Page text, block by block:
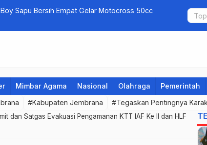
Sapu Bersih Empat Gelar Motocross 50cc Jembrana
Mimbar Agama Nasional Olahraga Pemerintah
#Kabupaten Jembrana #Tegaskan Pentingnya
dan Satgas Evakuasi Pengamanan KTT IAF Ke II dan HLF